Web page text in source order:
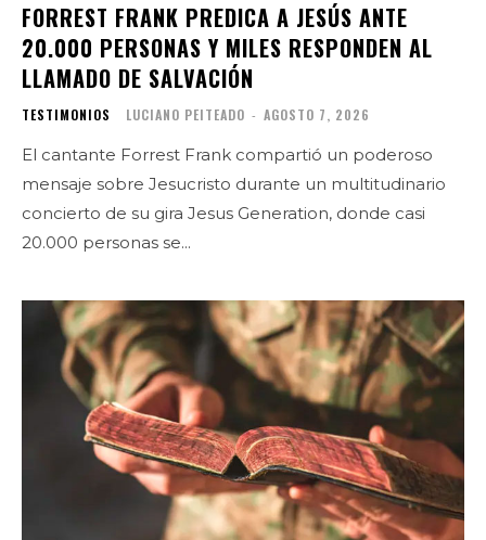
FORREST FRANK PREDICA A JESÚS ANTE
20.000 PERSONAS Y MILES RESPONDEN AL
LLAMADO DE SALVACIÓN
TESTIMONIOS LUCIANO PEITEADO - AGOSTO 7, 2026
El cantante Forrest Frank compartió un poderoso
mensaje sobre Jesucristo durante un multitudinario
concierto de su gira Jesus Generation, donde casi
20.000 personas se...